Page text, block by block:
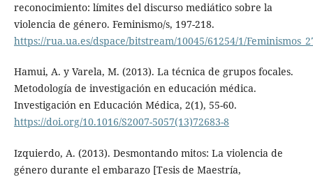
reconocimiento: límites del discurso mediático sobre la
violencia de género. Feminismo/s, 197-218.
https://rua.ua.es/dspace/bitstream/10045/61254/1/
Hamui, A. y Varela, M. (2013). La técnica de grupos focales.
Metodología de investigación en educación médica.
Investigación en Educación Médica, 2(1), 55-60.
https://doi.org/10.1016/S2007-5057(13)72683-8
Izquierdo, A. (2013). Desmontando mitos: La violencia de
género durante el embarazo [Tesis de Maestría,